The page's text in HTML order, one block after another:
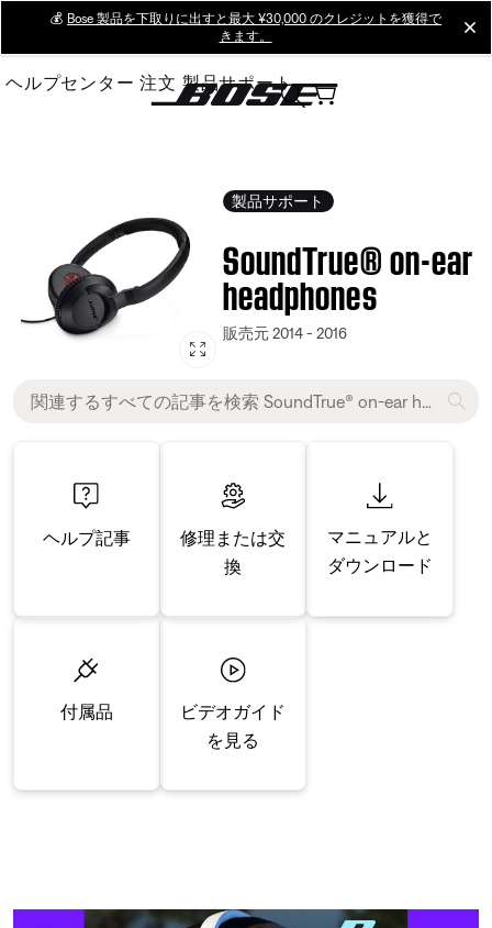
Main
💰 Bose 製品を下取りに出すと最大 ¥30,000 のクレジットを獲得で
きます。
ヘルプセンター 注文 製品サポート
製品サポート
SoundTrue® on-ear
headphones
販売元 2014 - 2016
ヘルプ記事
修理または交
換
マニュアルと
ダウンロード
付属品
ビデオガイド
を見る